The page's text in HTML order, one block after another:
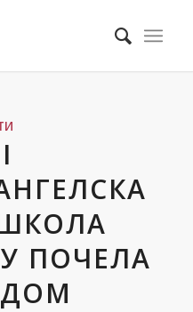
ПОЧЕЛА